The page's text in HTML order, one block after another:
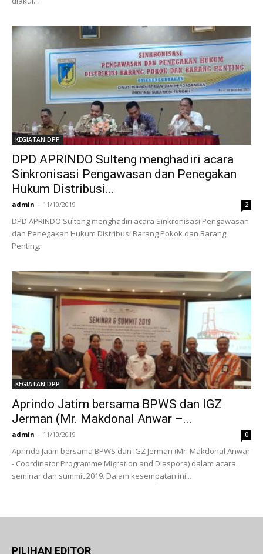
KEGIATAN DPP
DPD APRINDO Sulteng menghadiri acara
Sinkronisasi Pengawasan dan Penegakan
Hukum Distribusi...
admin - 11/10/2019 2
DPD APRINDO Sulteng menghadiri acara Sinkronisasi Pengawasan
dan Penegakan Hukum Distribusi Barang Pokok dan Barang
Penting.
KEGIATAN DPP
Aprindo Jatim bersama BPWS dan IGZ
Jerman (Mr. Makdonal Anwar –...
admin - 11/10/2019 0
Aprindo Jatim bersama BPWS dan IGZ Jerman (Mr. Makdonal Anwar
- Coordinator Programme Migration and Diaspora) dalam acara
seminar dan summit 2019. Dalam kesempatan ini...
PILIHAN EDITOR